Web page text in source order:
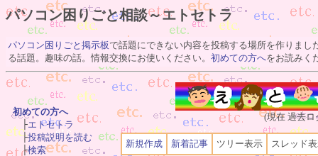
パソコン困りごと相談～エトセトラ
パソコン困りごと掲示板で話題にできない内容を投稿する場所を作りまし
る話題。趣味の話。情報交換にお使いください。 初めての方へをお読みく
(現在 過去ロ
新規作成 新着記事 ツリー表示 スレッド
初めての方へ
├エトセトラ
├投稿説明を読む
├検索